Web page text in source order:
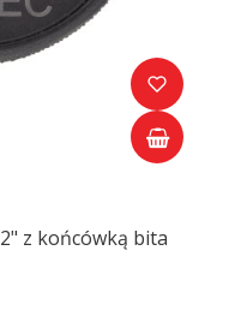
z końcówką bita